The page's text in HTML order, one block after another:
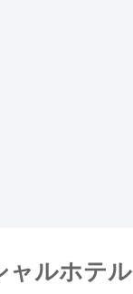
ャルホテル